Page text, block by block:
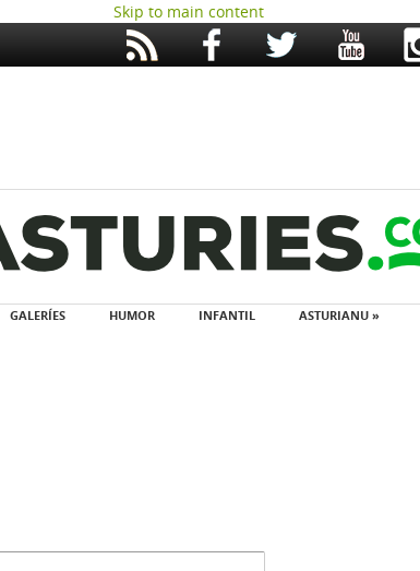
Skip to main content
GALERÍES HUMOR INFANTIL ASTURIANU »